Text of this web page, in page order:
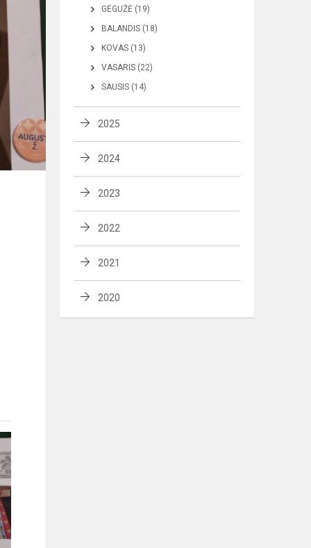
GEGUŽĖ (19)
BALANDIS (18)
KOVAS (13)
VASARIS (22)
SAUSIS (14)
2025
2024
2023
2022
2021
2020